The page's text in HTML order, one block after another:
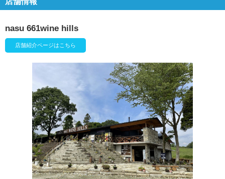
nasu 661wine hills
店舗紹介ページはこちら